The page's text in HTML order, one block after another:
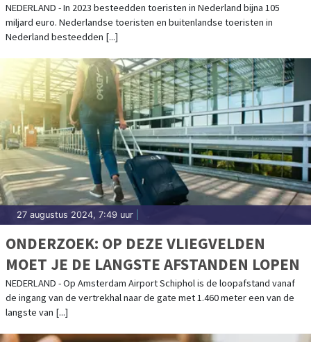
NEDERLAND - In 2023 besteedden toeristen in Nederland bijna 105
miljard euro. Nederlandse toeristen en buitenlandse toeristen in
Nederland besteedden [...]
27 augustus 2024, 7:49 uur
ONDERZOEK: OP DEZE VLIEGVELDEN
MOET JE DE LANGSTE AFSTANDEN LOPEN
NEDERLAND - Op Amsterdam Airport Schiphol is de loopafstand vanaf
de ingang van de vertrekhal naar de gate met 1.460 meter een van de
langste van [...]